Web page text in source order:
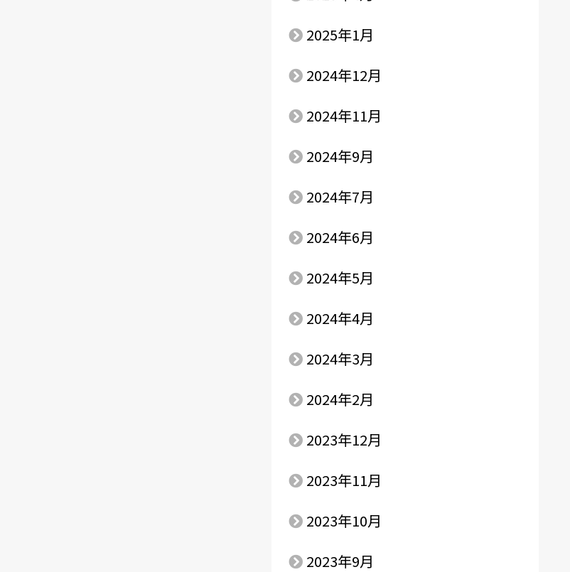
2025年1月
2024年12月
2024年11月
2024年9月
2024年7月
2024年6月
2024年5月
2024年4月
2024年3月
2024年2月
2023年12月
2023年11月
2023年10月
2023年9月